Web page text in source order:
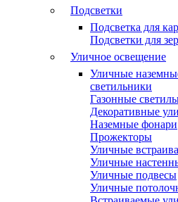
Подсветки
Подсветка для
Подсветки для
Уличное освещение
Уличные
светильники
Газонные
Декоративные
Наземные фонари
Прожекторы
Уличные
Уличные
Уличные подвесы
Уличные